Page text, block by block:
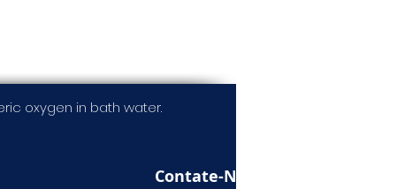
oxygen in bath water.
Contate-Nos